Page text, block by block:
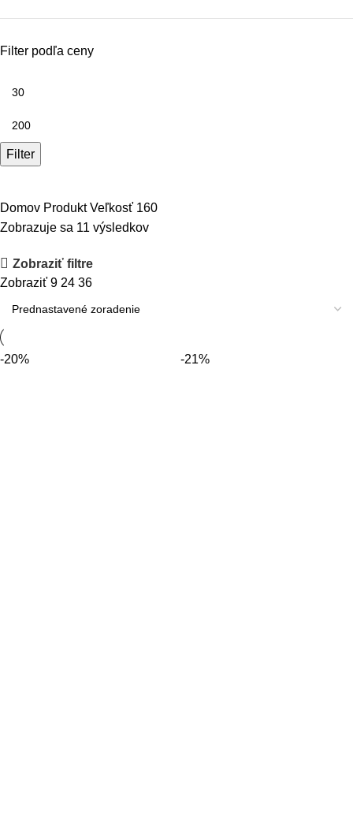
Filter podľa ceny
Filter
Domov Produkt Veľkosť 160
Zobrazuje sa 11 výsledkov
Zobraziť filtre
Zobraziť 9 24 36
-20% -21%